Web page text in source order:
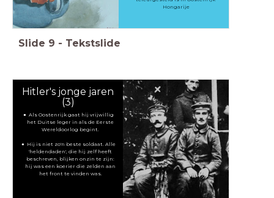
Hongarije
Slide 9 - Tekstslide
Hitler's jonge jaren
(3)
Als Oostenrijk gaat hij vrijwillig
het Duitse leger in als de Eerste
Wereldoorlog begint.
Hij is niet zo'n beste soldaat. Alle
'heldendaden', die hij zelf heeft
beschreven, blijken onzin te zijn:
hij was een koerier die zelden aan
het front te vinden was.